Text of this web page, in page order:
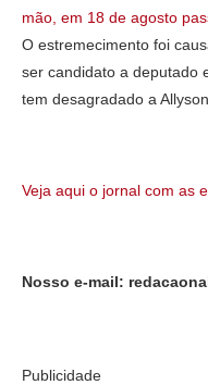
mão, em 18 de agosto
O estremecimento foi
ser candidato a deputado
tem desagradado a
Veja aqui o jornal com as
Nosso e-mail:
Publicidade